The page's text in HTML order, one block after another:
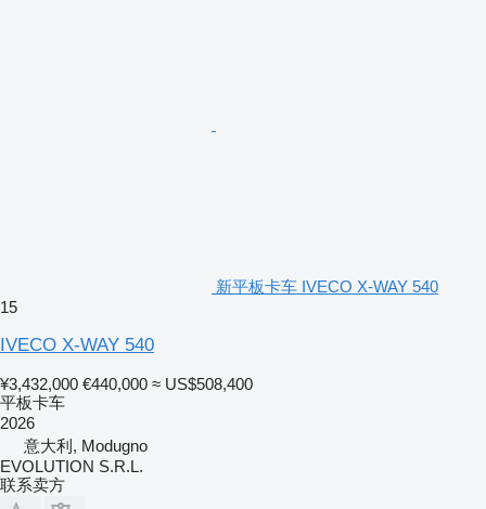
新平板卡车 IVECO X-WAY 540
15
IVECO X-WAY 540
¥3,432,000 €440,000 ≈ US$508,400
平板卡车
2026
意大利, Modugno
EVOLUTION S.R.L.
联系卖方